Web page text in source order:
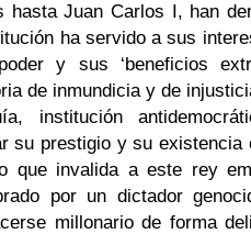
hasta Juan Carlos I, han
ha servido a sus
y sus ‘beneficios
de inmundicia y de
institución
su prestigio y su existencia
que invalida a este rey
por un dictador
millonario de forma